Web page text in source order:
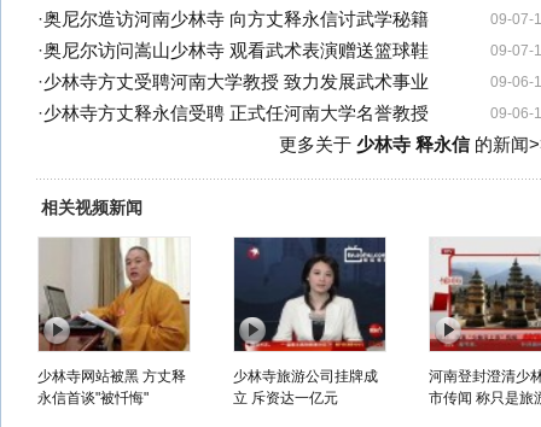
09-07-
·奥尼尔造访河南少林寺 向方丈释永信讨武学秘籍
09-07-
·奥尼尔访问嵩山少林寺 观看武术表演赠送篮球鞋
09-06-
·少林寺方丈受聘河南大学教授 致力发展武术事业
09-06-
·少林寺方丈释永信受聘 正式任河南大学名誉教授
更多关于 少林寺 释永信的新闻
相关视频新闻
少林寺网站被黑 方丈释
永信首谈"被忏悔"
少林寺旅游公司挂牌成
立 斥资达一亿元
河南登封澄清少
市传闻 称只是旅